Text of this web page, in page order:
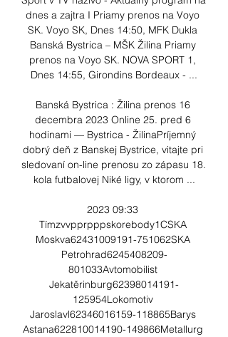
dnes a zajtra I Priamy prenos na Voyo
SK. Voyo SK, Dnes 14:50, MFK Dukla
Banská Bystrica – MŠK Žilina Priamy
prenos na Voyo SK. NOVA SPORT 1,
Dnes 14:55, Girondins Bordeaux - ...
Banská Bystrica : Žilina prenos 16
decembra 2023 Online 25. pred 6
hodinami — Bystrica - ŽilinaPríjemný
dobrý deň z Banskej Bystrice, vitajte pri
sledovaní on-line prenosu zo zápasu 18.
kola futbalovej Niké ligy, v ktorom ...
2023 09:33
Tímzvvpprpppskorebody1CSKA
Moskva62431009191-751062SKA
Petrohrad6245408209-
801033Avtomobilist
Jekatěrinburg62398014191-
125954Lokomotiv
Jaroslavl62346016159-118865Barys
Astana622810014190-149866Metallurg